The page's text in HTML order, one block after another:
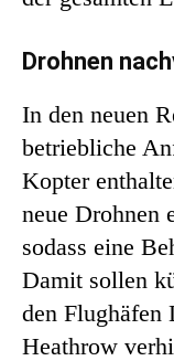
Drohnen
In den neuen
betriebliche
Kopter
neue Drohnen
sodass eine
Damit sollen
den Flughäfen
Heathrow